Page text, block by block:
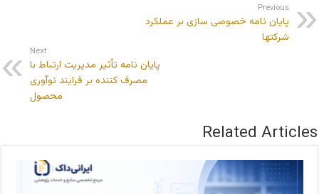
Previous
پایان نامه خصوصی سازی بر عملکرد
شرکتها
Next
پایان نامه تأثیر مدیریت ارتباط با
مصرف کننده بر فرایند نوآوری
محصول
Related Articles